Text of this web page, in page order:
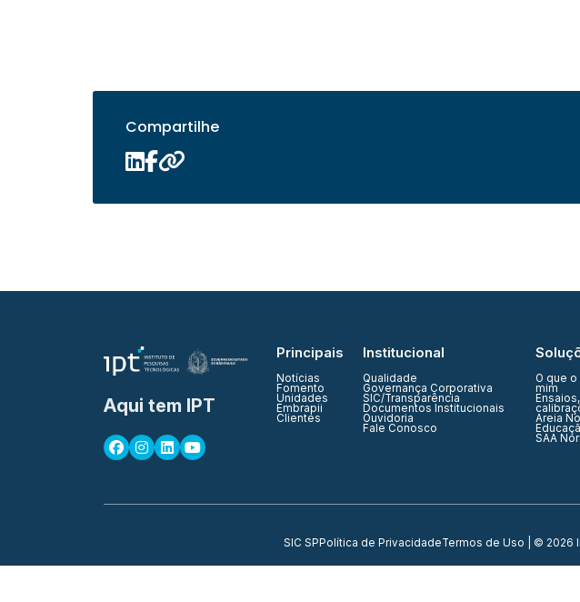
Compartilhe
Aqui tem IPT
Principais
Notícias
Fomento
Unidades
Embrapii
Clientes
Institucional
Qualidade
Governança Corporativa
SIC/Transparência
Documentos Institucionais
Ouvidoria
Fale Conosco
O que
mim
Areia
SAA
SIC SPPolítica de PrivacidadeTermos de Uso | © 2026